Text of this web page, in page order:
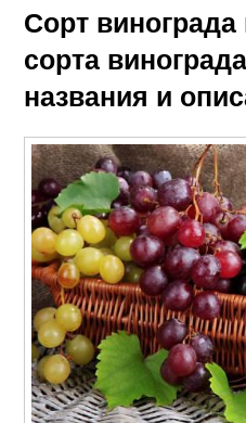
Сорт
сорта
названия и